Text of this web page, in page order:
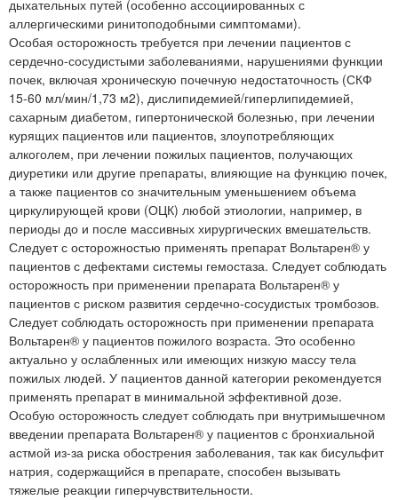
дыхательных путей (особенно ассоциированных с
аллергическими ринитоподобными симптомами).
Особая осторожность требуется при лечении пациентов с
сердечно-сосудистыми заболеваниями, нарушениями функции
почек, включая хроническую почечную недостаточность (СКФ
15-60 мл/мин/1,73 м2), дислипидемией/гиперлипидемией,
сахарным диабетом, гипертонической болезнью, при лечении
курящих пациентов или пациентов, злоупотребляющих
алкоголем, при лечении пожилых пациентов, получающих
диуретики или другие препараты, влияющие на функцию почек,
а также пациентов со значительным уменьшением объема
циркулирующей крови (ОЦК) любой этиологии, например, в
периоды до и после массивных хирургических вмешательств.
Следует с осторожностью применять препарат Вольтарен® у
пациентов с дефектами системы гемостаза. Следует соблюдать
осторожность при применении препарата Вольтарен® у
пациентов с риском развития сердечно-сосудистых тромбозов.
Следует соблюдать осторожность при применении препарата
Вольтарен® у пациентов пожилого возраста. Это особенно
актуально у ослабленных или имеющих низкую массу тела
пожилых людей. У пациентов данной категории рекомендуется
применять препарат в минимальной эффективной дозе.
Особую осторожность следует соблюдать при внутримышечном
введении препарата Вольтарен® у пациентов с бронхиальной
астмой из-за риска обострения заболевания, так как бисульфит
натрия, содержащийся в препарате, способен вызывать
тяжелые реакции гиперчувствительности.